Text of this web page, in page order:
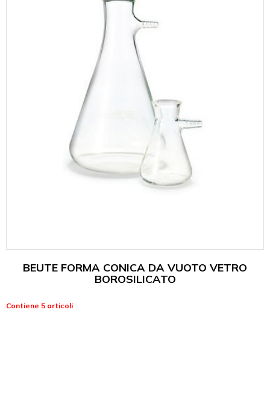
BEUTE FORMA CONICA DA VUOTO VETRO
BOROSILICATO
Contiene 5 articoli